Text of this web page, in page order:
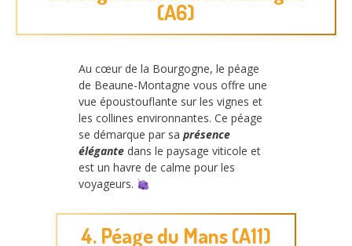
(A6)
Au cœur de la Bourgogne, le péage
de Beaune-Montagne vous offre une
vue époustouflante sur les vignes et
les collines environnantes. Ce péage
se démarque par sa présence
élégante dans le paysage viticole et
est un havre de calme pour les
voyageurs.
4. Péage du Mans (A11)